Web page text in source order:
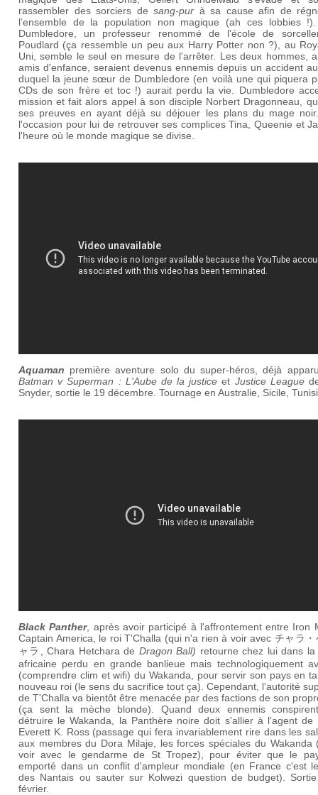
rassembler des sorciers desang-pur à sa cause afin de
l’ensemble de la population non magique (ah ces lobbies !).
Dumbledore, un professeur renommé de l'école de
Poudlard (ça ressemble un peu aux Harry Potter non ?), au
Uni, semble le seul en mesure de l'arrêter. Les deux hommes,
amis d'enfance, seraient devenus ennemis depuis un accident
duquel la jeune sœur de Dumbledore (en voilà une qui piquera
CDs de son frère et toc !) aurait perdu la vie. Dumbledore
mission et fait alors appel à son disciple Norbert Dragonneau,
ses preuves en ayant déjà su déjouer les plans du mage
l'occasion pour lui de retrouver ses complices Tina, Queenie et
l'heure où le monde magique se divise.
Aquaman première aventure solo du super-héros, déjà
Batman v Superman : L'Aube de la justice et Justice League
Snyder, sortie le 19 décembre. Tournage en Australie, Sicile,
Black Panther, après avoir participé à l'affrontement entre Iron
Captain America, le roi T'Challa (qui n'a rien à voir avec チャラ
ャラ, Chara Hetchara de Dragon Ball) retourne chez lui dans la
africaine perdu en grande banlieue mais technologiquement
(comprendre clim et wifi) du Wakanda, pour servir son pays en
nouveau roi (le sens du sacrifice tout ça). Cependant, l'autorité
de T'Challa va bientôt être menacée par des factions de son
(ça sent la mèche blonde). Quand deux ennemis
détruire le Wakanda, la Panthère noire doit s'allier à l'agent de
Everett K. Ross (passage qui fera invariablement rire dans les
aux membres du Dora Milaje, les forces spéciales du Wakanda
voir avec le gendarme de St Tropez), pour éviter que le
emporté dans un conflit d'ampleur mondiale (en France c'est
des Nantais ou sauter sur Kolwezi question de budget).
février.